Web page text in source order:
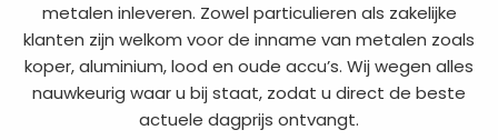
metalen inleveren. Zowel particulieren als zakelijke
klanten zijn welkom voor de inname van metalen zoals
koper, aluminium, lood en oude accu’s. Wij wegen alles
nauwkeurig waar u bij staat, zodat u direct de beste
actuele dagprijs ontvangt.